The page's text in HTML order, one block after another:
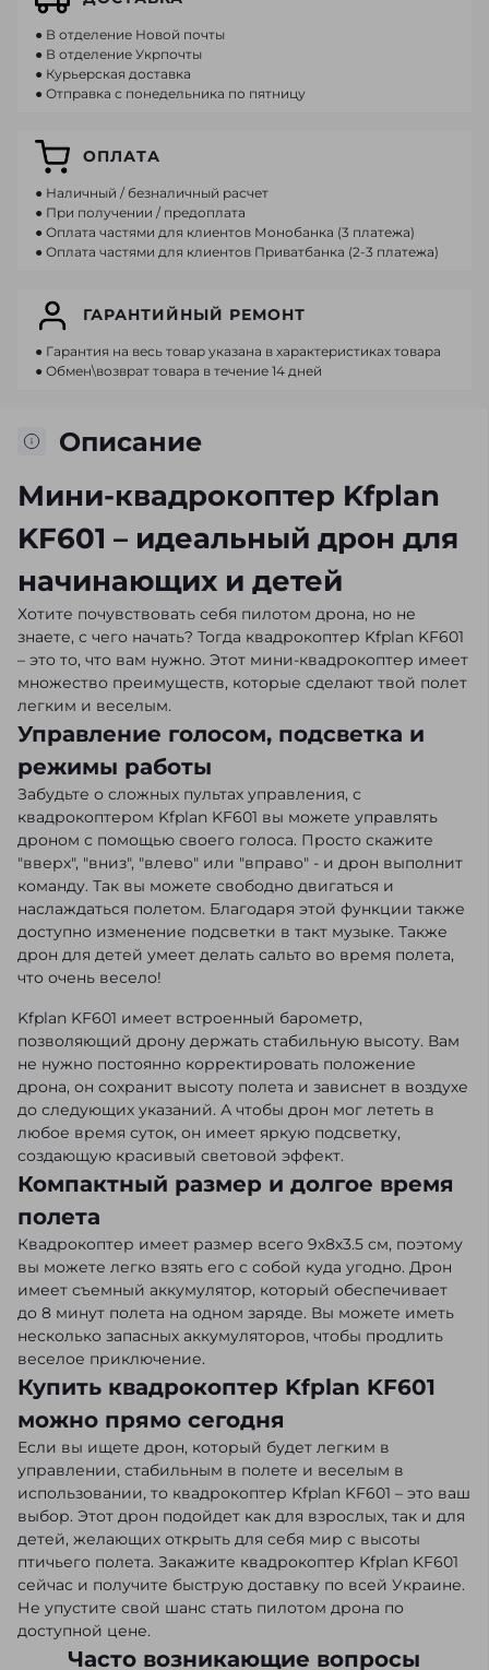
Описание
Мини-квадрокоптер Kfplan
KF601 – идеальный дрон для
начинающих и детей
Хотите почувствовать себя пилотом дрона, но не
знаете, с чего начать? Тогда квадрокоптер Kfplan KF601
– это то, что вам нужно. Этот мини-квадрокоптер имеет
множество преимуществ, которые сделают твой полет
легким и веселым.
Управление голосом, подсветка и
режимы работы
Забудьте о сложных пультах управления, с
квадрокоптером Kfplan KF601 вы можете управлять
дроном с помощью своего голоса. Просто скажите
"вверх", "вниз", "влево" или "вправо" - и дрон выполнит
команду. Так вы можете свободно двигаться и
наслаждаться полетом. Благодаря этой функции также
доступно изменение подсветки в такт музыке. Также
дрон для детей умеет делать сальто во время полета,
что очень весело!
Kfplan KF601 имеет встроенный барометр,
позволяющий дрону держать стабильную высоту. Вам
не нужно постоянно корректировать положение
дрона, он сохранит высоту полета и зависнет в воздухе
до следующих указаний. А чтобы дрон мог лететь в
любое время суток, он имеет яркую подсветку,
создающую красивый световой эффект.
Компактный размер и долгое время
полета
Квадрокоптер имеет размер всего 9х8х3.5 см, поэтому
вы можете легко взять его с собой куда угодно. Дрон
имеет съемный аккумулятор, который обеспечивает
до 8 минут полета на одном заряде. Вы можете иметь
несколько запасных аккумуляторов, чтобы продлить
веселое приключение.
Купить квадрокоптер Kfplan KF601
можно прямо сегодня
Если вы ищете дрон, который будет легким в
управлении, стабильным в полете и веселым в
использовании, то квадрокоптер Kfplan KF601 – это ваш
выбор. Этот дрон подойдет как для взрослых, так и для
детей, желающих открыть для себя мир с высоты
птичьего полета. Закажите квадрокоптер Kfplan KF601
сейчас и получите быструю доставку по всей Украине.
Не упустите свой шанс стать пилотом дрона по
доступной цене.
Часто возникающие вопросы
● В отделение Новой почты
● В отделение Укрпочты
● Курьерская доставка
● Отправка с понедельника по пятницу
ОПЛАТА
● Наличный / безналичный расчет
● При получении / предоплата
● Оплата частями для клиентов Монобанка (3 платежа)
● Оплата частями для клиентов Приватбанка (2-3 платежа)
ГАРАНТИЙНЫЙ РЕМОНТ
● Гарантия на весь товар указана в характеристиках товара
● Обмен\возврат товара в течение 14 дней